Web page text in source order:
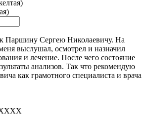
Паршину Сергею Николаевичу. На
выслушал, осмотрел и назначил
и лечение. После чего состояние
анализов. Так что рекомендую
как грамотного специалиста и врача